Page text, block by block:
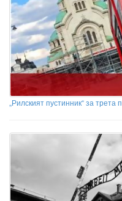
„Рилският пустинник“ за